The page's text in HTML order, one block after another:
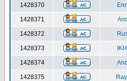
1428370
1428371
1428372
1428373
1428374
1428375